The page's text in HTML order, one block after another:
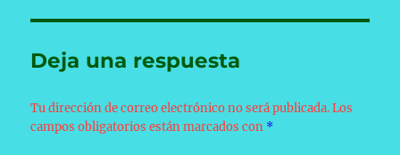
Deja una respuesta
Tu dirección de correo electrónico no será publicada. Los
campos obligatorios están marcados con *